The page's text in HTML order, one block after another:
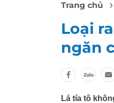
Trang chủ
Loại
ngăn
Lá tía tô